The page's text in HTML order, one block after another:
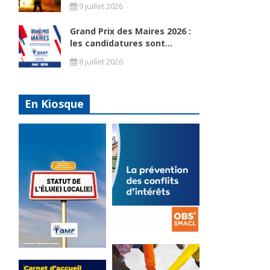
9 juillet 2026
Grand Prix des Maires 2026 :
les candidatures sont...
8 juillet 2026
En Kiosque
Statut de
La
prévention